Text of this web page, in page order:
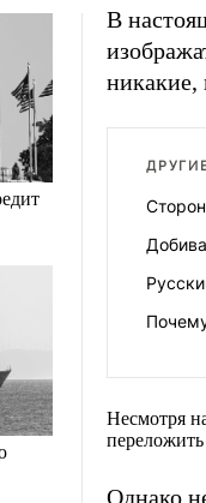
В
никакие,
Несмотря
Однако